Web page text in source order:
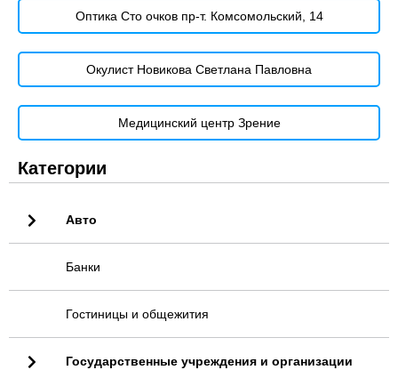
Оптика Сто очков пр-т. Комсомольский, 14
Окулист Новикова Светлана Павловна
Медицинский центр Зрение
Категории
Авто
Банки
Гостиницы и общежития
Государственные учреждения и организации